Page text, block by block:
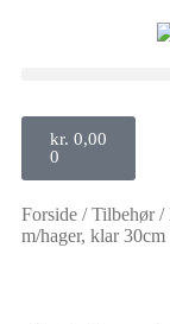
kr. 0,00
0
Forside /Tilbehør/
m/hager, klar 30cm